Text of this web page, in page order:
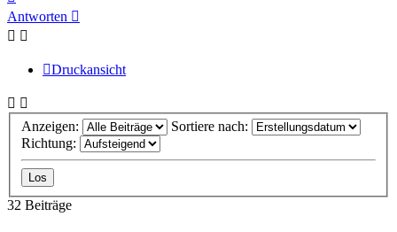
oben
Antworten
Druckansicht
Anzeigen:
Sortiere nach:
Richtung:
32 Beiträge